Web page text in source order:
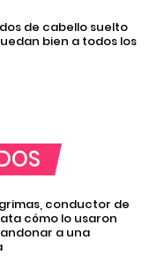
de cabello suelto
bien a todos los
conductor de
cómo lo usaron
a una